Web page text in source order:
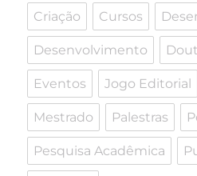
Criação Cursos
Desenvolvimento
Eventos Jogo Editorial
Mestrado Palestras
Pesquisa Acadêmica